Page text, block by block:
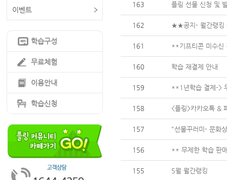
이벤트
학습구성
무료체험
이용안내
학습신청
163 플링 선물 신청 및
162 ★★공지- 월간랭킹
161 **기프티콘 미수신
160 학습 재결제 안내
159 **1년학습 결제->
158 <플링>카카오톡 &
157 "선물꾸러미- 문화
156 ** 무제한 학습 판
155 5월 월간랭킹